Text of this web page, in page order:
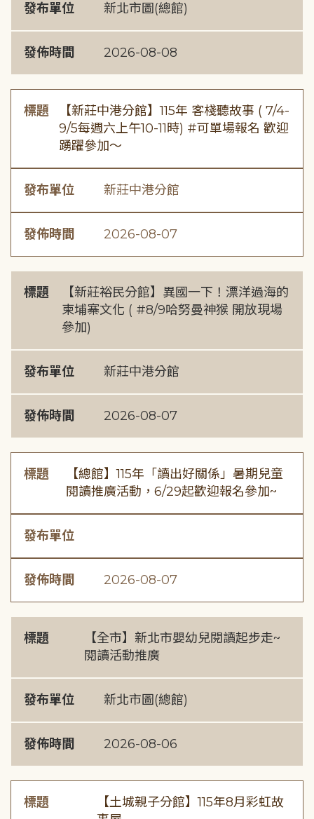
發布單位 新北市圖(總館)
發佈時間 2026-08-08
標題
【新莊中港分館】115年 客棧聽故事 ( 7/4-
9/5每週六上午10-11時) #可單場報名 歡迎
踴躍參加～
發布單位 新莊中港分館
發佈時間 2026-08-07
標題
【新莊裕民分館】異國一下！漂洋過海的
柬埔寨文化 ( #8/9哈努曼神猴 開放現場
參加)
發布單位 新莊中港分館
發佈時間 2026-08-07
標題
【總館】115年「讀出好關係」暑期兒童
閱讀推廣活動，6/29起歡迎報名參加~
發布單位
發佈時間 2026-08-07
標題
【全市】新北市嬰幼兒閱讀起步走~
閱讀活動推廣
發布單位 新北市圖(總館)
發佈時間 2026-08-06
標題
【土城親子分館】115年8月彩虹故